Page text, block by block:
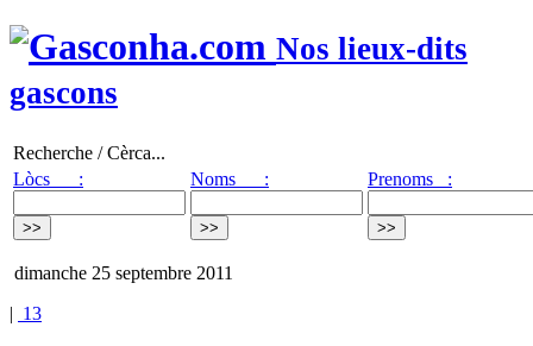
Nos lieux-dits
gascons
Recherche / Cèrca...
Lòcs :
Noms : Prenoms :
dimanche 25 septembre 2011
| 13